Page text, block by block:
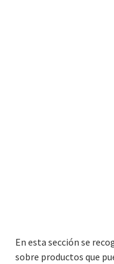
En esta sección se
sobre productos que